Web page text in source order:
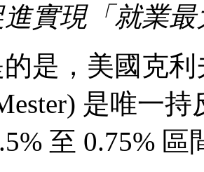
實現「就業
是，美國克
是唯一
至 0.75% 區